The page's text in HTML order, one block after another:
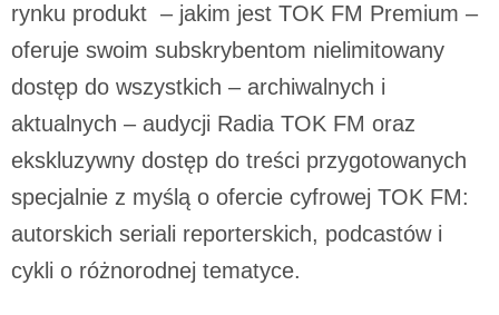
rynku produkt – jakim jest TOK FM Premium –
oferuje swoim subskrybentom nielimitowany
dostęp do wszystkich – archiwalnych i
aktualnych – audycji Radia TOK FM oraz
ekskluzywny dostęp do treści przygotowanych
specjalnie z myślą o ofercie cyfrowej TOK FM:
autorskich seriali reporterskich, podcastów i
cykli o różnorodnej tematyce.